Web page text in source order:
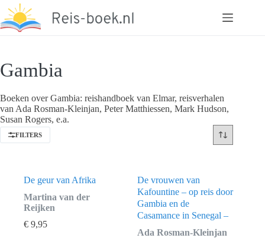
naar
de
Gambia
Boeken over Gambia: reishandboek van Elmar, reisverhalen
van Ada Rosman-Kleinjan, Peter Matthiessen, Mark Hudson,
Susan Rogers, e.a.
FILTERS
De geur van Afrika
Martina van der
Reijken
€ 9,95
De vrouwen van
Kafountine – op reis door
Gambia en de
Casamance in Senegal –
Ada Rosman-Kleinjan